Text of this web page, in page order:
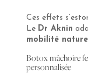
Ces effets
Le Dr Aknin
mobilité
Botox mâchoire
personnalisée